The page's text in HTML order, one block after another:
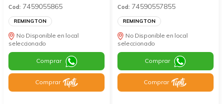
Cod: 7459055865
REMINGTON
No Disponible en local
seleccionado
Comprar
Comprar
Cod: 74590557855
REMINGTON
No Disponible en local
seleccionado
Comprar
Comprar